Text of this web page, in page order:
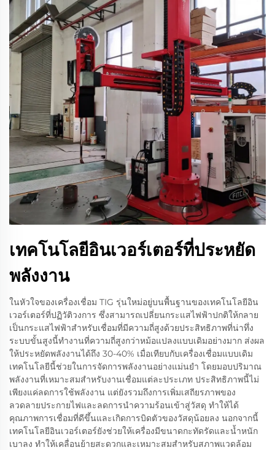
เทคโนโลยีอินเวอร์เตอร์ที่ประหยัด
พลังงาน
ในหัวใจของเครื่องเชื่อม TIG รุ่นใหม่อยู่บนพื้นฐานของเทคโนโลยีอิน
เวอร์เตอร์ที่ปฏิวัติวงการ ซึ่งสามารถเปลี่ยนกระแสไฟฟ้าปกติให้กลาย
เป็นกระแสไฟฟ้าสำหรับเชื่อมที่มีความถี่สูงด้วยประสิทธิภาพที่น่าทึ่ง
ระบบขั้นสูงนี้ทำงานที่ความถี่สูงกว่าหม้อแปลงแบบเดิมอย่างมาก ส่งผล
ให้ประหยัดพลังงานได้ถึง 30-40% เมื่อเทียบกับเครื่องเชื่อมแบบเดิม
เทคโนโลยีนี้ช่วยในการจัดการพลังงานอย่างแม่นยำ โดยมอบปริมาณ
พลังงานที่เหมาะสมสำหรับงานเชื่อมแต่ละประเภท ประสิทธิภาพนี้ไม่
เพียงแค่ลดการใช้พลังงาน แต่ยังรวมถึงการเพิ่มเสถียรภาพของ
ลวดลายประกายไฟและลดการนำความร้อนเข้าสู่วัสดุ ทำให้ได้
คุณภาพการเชื่อมที่ดีขึ้นและเกิดการบิดตัวของวัสดุน้อยลง นอกจากนี้
เทคโนโลยีอินเวอร์เตอร์ยังช่วยให้เครื่องมีขนาดกะทัดรัดและน้ำหนัก
เบาลง ทำให้เคลื่อนย้ายสะดวกและเหมาะสมสำหรับสภาพแวดล้อม